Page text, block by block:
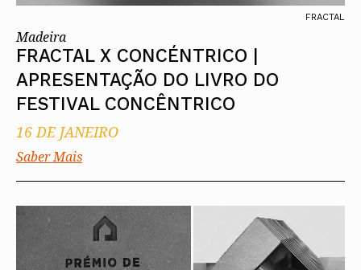
FRACTAL
Madeira
FRACTAL X CONCÉNTRICO |
APRESENTAÇÃO DO LIVRO DO
FESTIVAL CONCÊNTRICO
16 DE JANEIRO
Saber Mais